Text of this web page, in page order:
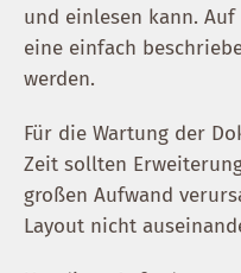
und einlesen kann.
eine einfach
werden.
Für die Wartung der
Zeit sollten
großen Aufwand
Layout nicht